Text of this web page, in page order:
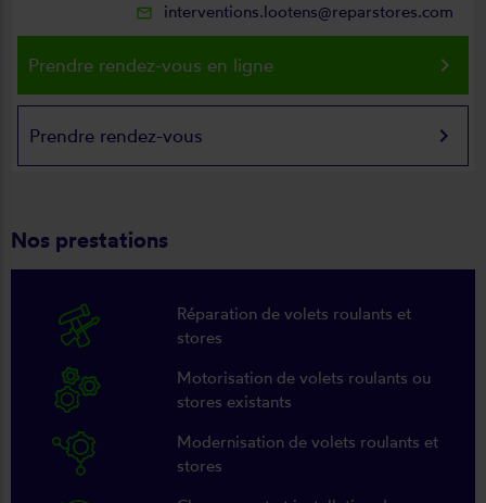
mail_outline interventions.lootens@reparstores.com
Prendre rendez-vous en ligne keyboard_arrow_right
Prendre rendez-vous keyboard_arrow_right
Nos prestations
Réparation de volets roulants et
stores
Motorisation de volets roulants ou
stores existants
Modernisation de volets roulants et
stores